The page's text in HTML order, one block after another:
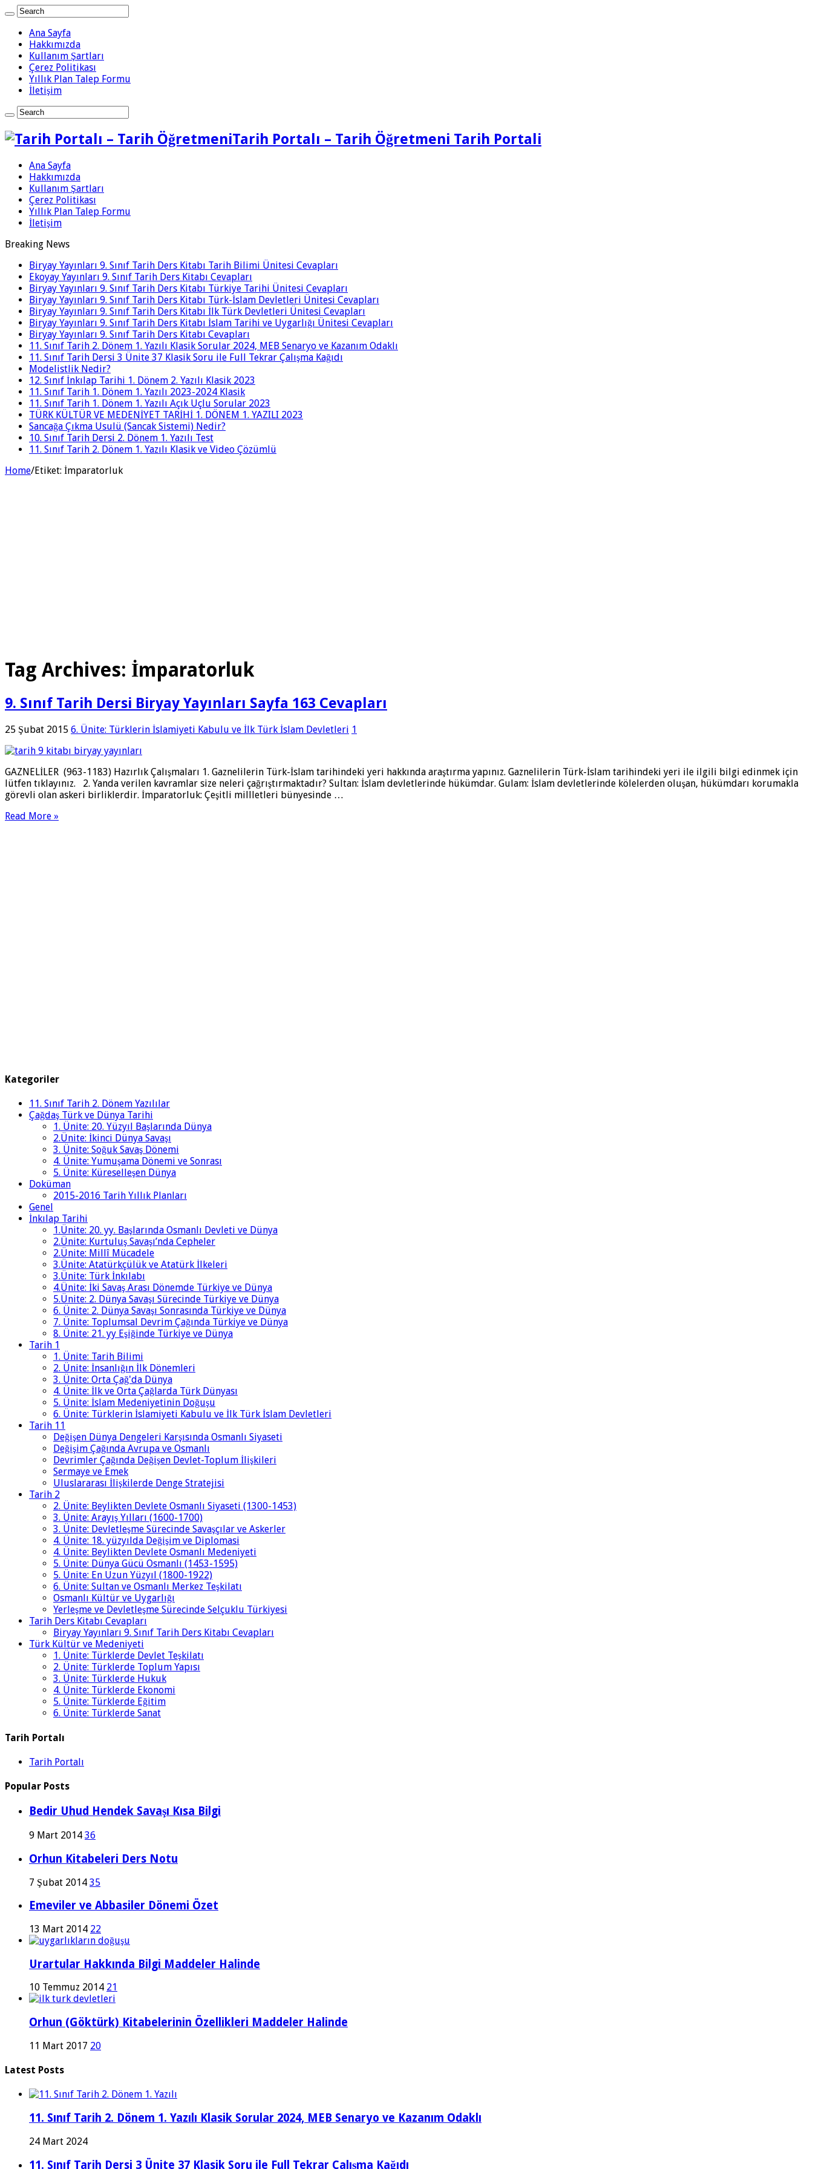
Ana Sayfa
Hakkımızda
Kullanım Şartları
Çerez Politikası
Yıllık Plan Talep Formu
İletişim
Tarih Portalı – Tarih Öğretmeni Tarih Portali
Ana Sayfa
Hakkımızda
Kullanım Şartları
Çerez Politikası
Yıllık Plan Talep Formu
İletişim
Breaking News
Biryay Yayınları 9. Sınıf Tarih Ders Kitabı Tarih Bilimi Ünitesi Cevapları
Ekoyay Yayınları 9. Sınıf Tarih Ders Kitabı Cevapları
Biryay Yayınları 9. Sınıf Tarih Ders Kitabı Türkiye Tarihi Ünitesi Cevapları
Biryay Yayınları 9. Sınıf Tarih Ders Kitabı Türk-İslam Devletleri Ünitesi Cevapları
Biryay Yayınları 9. Sınıf Tarih Ders Kitabı İlk Türk Devletleri Ünitesi Cevapları
Biryay Yayınları 9. Sınıf Tarih Ders Kitabı İslam Tarihi ve Uygarlığı Ünitesi Cevapları
Biryay Yayınları 9. Sınıf Tarih Ders Kitabı Cevapları
11. Sınıf Tarih 2. Dönem 1. Yazılı Klasik Sorular 2024, MEB Senaryo ve Kazanım Odaklı
11. Sınıf Tarih Dersi 3 Ünite 37 Klasik Soru ile Full Tekrar Çalışma Kağıdı
Modelistlik Nedir?
12. Sınıf İnkılap Tarihi 1. Dönem 2. Yazılı Klasik 2023
11. Sınıf Tarih 1. Dönem 1. Yazılı 2023-2024 Klasik
11. Sınıf Tarih 1. Dönem 1. Yazılı Açık Uçlu Sorular 2023
TÜRK KÜLTÜR VE MEDENİYET TARİHİ 1. DÖNEM 1. YAZILI 2023
Sancağa Çıkma Usulü (Sancak Sistemi) Nedir?
10. Sınıf Tarih Dersi 2. Dönem 1. Yazılı Test
11. Sınıf Tarih 2. Dönem 1. Yazılı Klasik ve Video Çözümlü
Home/Etiket: İmparatorluk
Tag Archives: İmparatorluk
9. Sınıf Tarih Dersi Biryay Yayınları Sayfa 163 Cevapları
25 Şubat 2015 6. Ünite: Türklerin İslamiyeti Kabulu ve İlk Türk İslam Devletleri 1
GAZNELİLER (963-1183) Hazırlık Çalışmaları 1. Gaznelilerin Türk-İslam tarihindeki yeri hakkında araştırma yapınız. Gaznelilerin Türk-İslam tarihindeki yeri ile ilgili bilgi edinmek için
lütfen tıklayınız. 2. Yanda verilen kavramlar size neleri çağrıştırmaktadır? Sultan: İslam devletlerinde hükümdar. Gulam: İslam devletlerinde kölelerden oluşan, hükümdarı korumakla
görevli olan askeri birliklerdir. İmparatorluk: Çeşitli millletleri bünyesinde …
Read More »
Kategoriler
11. Sınıf Tarih 2. Dönem Yazılılar
Çağdaş Türk ve Dünya Tarihi
1. Ünite: 20. Yüzyıl Başlarında Dünya
2.Ünite: İkinci Dünya Savaşı
3. Ünite: Soğuk Savaş Dönemi
4. Ünite: Yumuşama Dönemi ve Sonrası
5. Ünite: Küreselleşen Dünya
Doküman
2015-2016 Tarih Yıllık Planları
Genel
İnkılap Tarihi
1.Ünite: 20. yy. Başlarında Osmanlı Devleti ve Dünya
2.Ünite: Kurtuluş Savaşı’nda Cepheler
2.Ünite: Millî Mücadele
3.Ünite: Atatürkçülük ve Atatürk İlkeleri
3.Ünite: Türk İnkılabı
4.Ünite: İki Savaş Arası Dönemde Türkiye ve Dünya
5.Ünite: 2. Dünya Savaşı Sürecinde Türkiye ve Dünya
6. Ünite: 2. Dünya Savaşı Sonrasında Türkiye ve Dünya
7. Ünite: Toplumsal Devrim Çağında Türkiye ve Dünya
8. Ünite: 21. yy Eşiğinde Türkiye ve Dünya
Tarih 1
1. Ünite: Tarih Bilimi
2. Ünite: İnsanlığın İlk Dönemleri
3. Ünite: Orta Çağ'da Dünya
4. Ünite: İlk ve Orta Çağlarda Türk Dünyası
5. Ünite: İslam Medeniyetinin Doğuşu
6. Ünite: Türklerin İslamiyeti Kabulu ve İlk Türk İslam Devletleri
Tarih 11
Değişen Dünya Dengeleri Karşısında Osmanlı Siyaseti
Değişim Çağında Avrupa ve Osmanlı
Devrimler Çağında Değişen Devlet-Toplum İlişkileri
Sermaye ve Emek
Uluslararası İlişkilerde Denge Stratejisi
Tarih 2
2. Ünite: Beylikten Devlete Osmanlı Siyaseti (1300-1453)
3. Ünite: Arayış Yılları (1600-1700)
3. Ünite: Devletleşme Sürecinde Savaşçılar ve Askerler
4. Ünite: 18. yüzyılda Değişim ve Diplomasi
4. Ünite: Beylikten Devlete Osmanlı Medeniyeti
5. Ünite: Dünya Gücü Osmanlı (1453-1595)
5. Ünite: En Uzun Yüzyıl (1800-1922)
6. Ünite: Sultan ve Osmanlı Merkez Teşkilatı
Osmanlı Kültür ve Uygarlığı
Yerleşme ve Devletleşme Sürecinde Selçuklu Türkiyesi
Tarih Ders Kitabı Cevapları
Biryay Yayınları 9. Sınıf Tarih Ders Kitabı Cevapları
Türk Kültür ve Medeniyeti
1. Ünite: Türklerde Devlet Teşkilatı
2. Ünite: Türklerde Toplum Yapısı
3. Ünite: Türklerde Hukuk
4. Ünite: Türklerde Ekonomi
5. Ünite: Türklerde Eğitim
6. Ünite: Türklerde Sanat
Tarih Portalı
Tarih Portalı
Popular Posts
Bedir Uhud Hendek Savaşı Kısa Bilgi
9 Mart 2014 36
Orhun Kitabeleri Ders Notu
7 Şubat 2014 35
Emeviler ve Abbasiler Dönemi Özet
13 Mart 2014 22
Urartular Hakkında Bilgi Maddeler Halinde
10 Temmuz 2014 21
Orhun (Göktürk) Kitabelerinin Özellikleri Maddeler Halinde
11 Mart 2017 20
Latest Posts
11. Sınıf Tarih 2. Dönem 1. Yazılı Klasik Sorular 2024, MEB Senaryo ve Kazanım Odaklı
24 Mart 2024
11. Sınıf Tarih Dersi 3 Ünite 37 Klasik Soru ile Full Tekrar Çalışma Kağıdı